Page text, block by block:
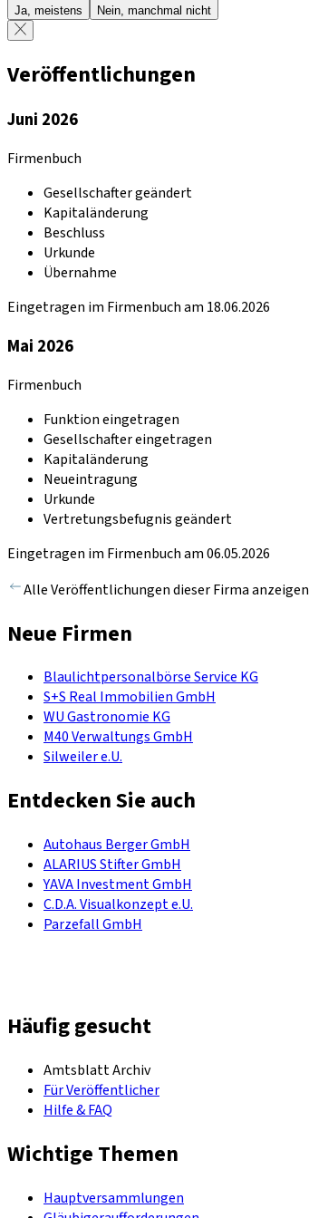
Ja, meistens Nein, manchmal nicht
Veröffentlichungen
Juni 2026
Firmenbuch
Gesellschafter geändert
Kapitaländerung
Beschluss
Urkunde
Übernahme
Eingetragen im Firmenbuch am 18.06.2026
Mai 2026
Firmenbuch
Funktion eingetragen
Gesellschafter eingetragen
Kapitaländerung
Neueintragung
Urkunde
Vertretungsbefugnis geändert
Eingetragen im Firmenbuch am 06.05.2026
Alle Veröffentlichungen dieser Firma anzeigen
Neue Firmen
Blaulichtpersonalbörse Service KG
S+S Real Immobilien GmbH
WU Gastronomie KG
M40 Verwaltungs GmbH
Silweiler e.U.
Entdecken Sie auch
Autohaus Berger GmbH
ALARIUS Stifter GmbH
YAVA Investment GmbH
C.D.A. Visualkonzept e.U.
Parzefall GmbH
Häufig gesucht
Amtsblatt Archiv
Für Veröffentlicher
Hilfe & FAQ
Wichtige Themen
Hauptversammlungen